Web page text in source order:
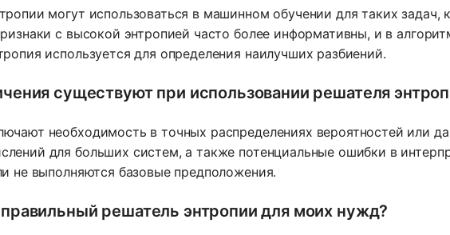
могут использоваться в машинном обучении для таких задач,
с высокой энтропией часто более информативны, и в
используется для определения наилучших разбиений.
существуют при использовании решателя
необходимость в точных распределениях вероятностей или
для больших систем, а также потенциальные ошибки в
не выполняются базовые предположения.
решатель энтропии для моих нужд?